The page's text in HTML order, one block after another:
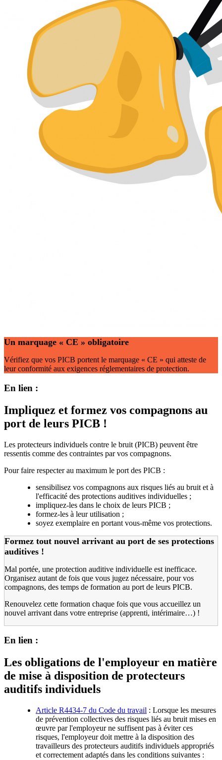
Un marquage « CE » obligatoire
Vérifiez que vos PICB portent le marquage « CE » qui atteste de
leur conformité aux exigences réglementaires de protection.
En lien :
Impliquez et formez vos compagnons au
port de leurs PICB !
Les protecteurs individuels contre le bruit (PICB) peuvent être
ressentis comme des contraintes par vos compagnons.
Pour faire respecter au maximum le port des PICB :
sensibilisez vos compagnons aux risques liés au bruit et à
l'efficacité des protections auditives individuelles ;
impliquez-les dans le choix de leurs PICB ;
formez-les à leur utilisation ;
soyez exemplaire en portant vous-même vos protections.
Formez tout nouvel arrivant au port de ses protections
auditives !
Mal portée, une protection auditive individuelle est inefficace.
Organisez autant de fois que vous jugez nécessaire, pour vos
compagnons, des temps de formation au port de leurs PICB.
Renouvelez cette formation chaque fois que vous accueillez un
nouvel arrivant dans votre entreprise (apprenti, intérimaire…) !
En lien :
Les obligations de l'employeur en matière
de mise à disposition de protecteurs
auditifs individuels
Article R4434-7 du Code du travail : Lorsque les mesures
de prévention collectives des risques liés au bruit mises en
œuvre par l'employeur ne suffisent pas à éviter ces
risques, l'employeur doit mettre à la disposition des
travailleurs des protecteurs auditifs individuels appropriés
et correctement adaptés dans les conditions suivantes :